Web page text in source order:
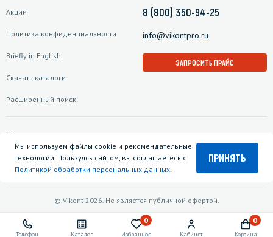
Телефон Каталог
0
Избранное Кабинет
0
Корзина
Акции
Политика конфиденциальности
Briefly in English
Скачать каталоги
Расширенный поиск
8 (800) 350-94-25
info@vikontpro.ru
ЗАПРОСИТЬ ПРАЙС
© Vikont 2026. Не является публичной офертой.
Подписаться на рассылку
Мы используем файлы cookie и рекомендательные
технологии. Пользуясь сайтом, вы соглашаетесь с
Политикой обработки персональных данных.
ПРИНЯТЬ